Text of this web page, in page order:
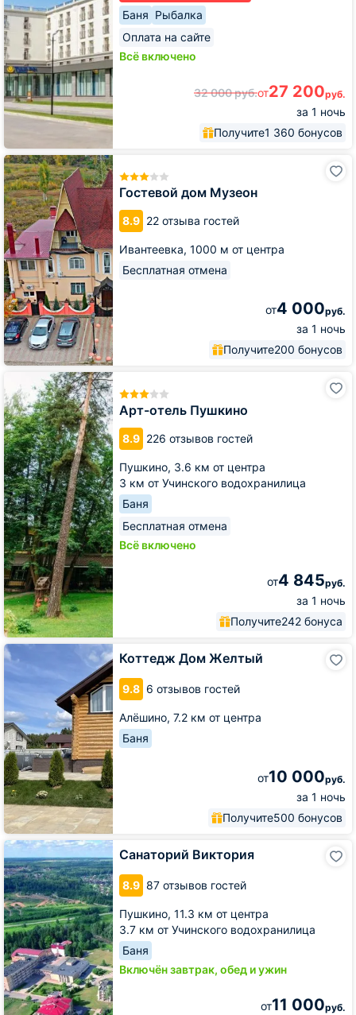
Баня Рыбалка
Оплата на сайте
Всё включено
32 000руб.от27 200руб.
за 1 ночь
Получите1 360 бонусов
Гостевой дом Музеон
8.9 22 отзыва гостей
Ивантеевка, 1000 м от центра
Бесплатная отмена
от4 000руб.
за 1 ночь
Получите200 бонусов
Гостевой
дом
Музеон
Арт-отель Пушкино
8.9 226 отзывов гостей
Пушкино, 3.6 км от центра
3 км от Учинского водохранилица
Баня
Бесплатная отмена
Всё включено
от4 845руб.
за 1 ночь
Получите242 бонуса
отель
Пушкино
Коттедж Дом Желтый
9.8 6 отзывов гостей
Алёшино, 7.2 км от центра
Баня
от10 000руб.
за 1 ночь
Получите500 бонусов
Коттедж
Дом
Санаторий Виктория
8.9 87 отзывов гостей
Пушкино, 11.3 км от центра
3.7 км от Учинского водохранилица
Баня
Включён завтрак, обед и ужин
от11 000руб.
Санаторий
Виктория